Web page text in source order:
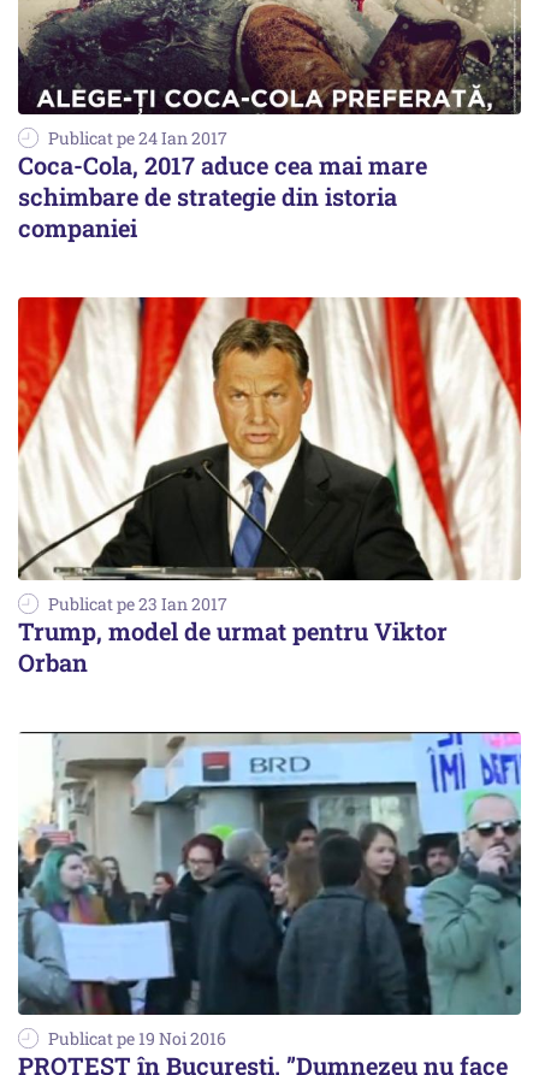
Publicat pe 24 Ian 2017
Coca-Cola, 2017 aduce cea mai mare
schimbare de strategie din istoria
companiei
Publicat pe 23 Ian 2017
Trump, model de urmat pentru Viktor
Orban
Publicat pe 19 Noi 2016
PROTEST în București. ”Dumnezeu nu face